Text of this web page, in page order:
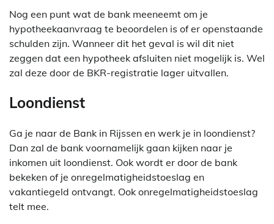
Nog een punt wat de bank meeneemt om je
hypotheekaanvraag te beoordelen is of er openstaande
schulden zijn. Wanneer dit het geval is wil dit niet
zeggen dat een hypotheek afsluiten niet mogelijk is. Wel
zal deze door de BKR-registratie lager uitvallen.
Loondienst
Ga je naar de Bank in Rijssen en werk je in loondienst?
Dan zal de bank voornamelijk gaan kijken naar je
inkomen uit loondienst. Ook wordt er door de bank
bekeken of je onregelmatigheidstoeslag en
vakantiegeld ontvangt. Ook onregelmatigheidstoeslag
telt mee.